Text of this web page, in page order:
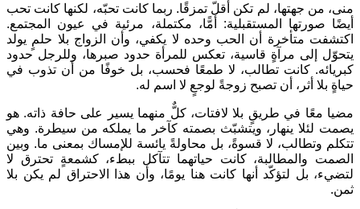
منى، من جهتها، لم تكن أقلّ تمزقًا. ربما كانت تحبّه، لكنها كانت تحب
أيضًا صورتها المستقبلية: أمًّا، مكتملة، مرئية في عيون المجتمع.
اكتشفت متأخرة أن الحب وحده لا يكفي، وأن الزواج بلا حلمٍ يولد
يتحوّل إلى مرآةٍ قاسية، تعكس للمرأة حدود صبرها، وللرجل حدود
كبريائه. كانت تطالب، لا طمعًا فحسب، بل خوفًا من أن تذوب في
حياةٍ بلا أثر، أن تصبح زوجةً لوجعٍ لا اسم له.
مضيا معًا في طريقٍ بلا لافتات، كلٌّ منهما يسير على حافة ذاته. هو
يصمت لئلا ينهار، ويتشبّث بصمته كآخر ما يملكه من سيطرة. وهي
تتكلم وتطالب، لا قسوةً، بل محاولةً يائسة للإمساك بمعنى ما. وبين
الصمت والمطالبة، كانت حياتهما تتآكل ببطء، كشمعةٍ تحترق لا
لتضيء، بل لتؤكّد أنها كانت هنا يومًا، وأن هذا الاحتراق لم يكن بلا
ثمن.